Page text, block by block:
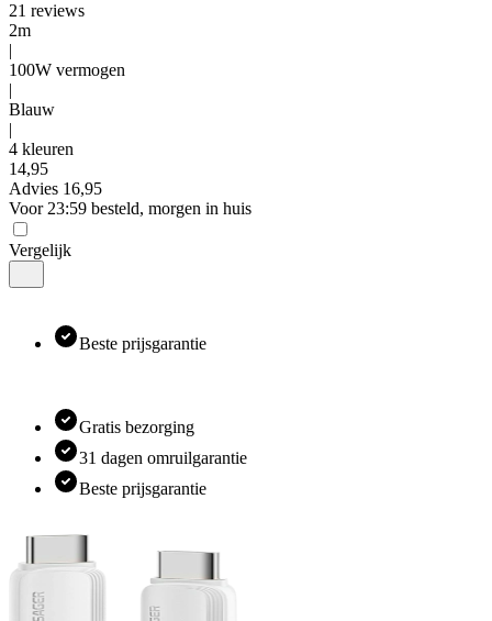
21 reviews
2m
|
100W vermogen
|
Blauw
|
4 kleuren
14,95
Advies 16,95
Voor 23:59 besteld, morgen in huis
Vergelijk
Beste prijsgarantie
Gratis bezorging
31 dagen omruilgarantie
Beste prijsgarantie